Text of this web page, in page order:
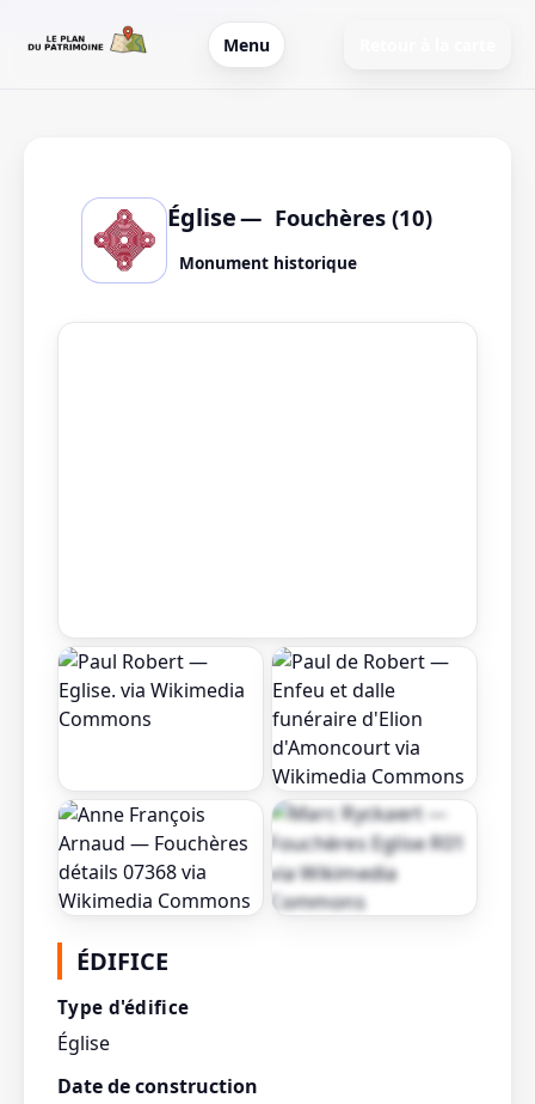
Menu
Église Fouchères (10)
Monument historique
ÉDIFICE
Type d'édifice
Église
Date de construction